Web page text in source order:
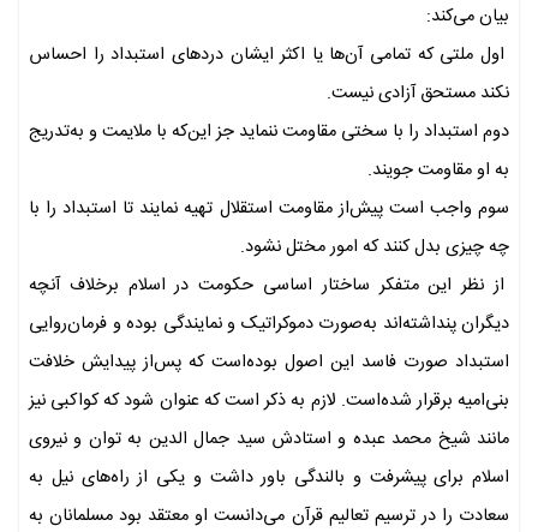
بیان می‌کند:
اول ملتی که تمامی آن‌ها یا اکثر ایشان دردهای استبداد را احساس
نکند مستحق آزادی نیست.
دوم استبداد را با سختی مقاومت ننماید جز این‌که با ملایمت و به‌تدریج
به او مقاومت جویند.
سوم واجب است پیش‌از مقاومت استقلال تهیه نمایند تا استبداد را با
چه چیزی بدل کنند که امور مختل نشود.
از نظر این متفکر ساختار اساسی حکومت در اسلام برخلاف آنچه
دیگران پنداشته‌اند به‌صورت دموکراتیک و نمایندگی بوده و فرمان‌روایی
استبداد صورت فاسد این اصول بوده‌است که پس‌از پیدایش خلافت
بنی‌امیه برقرار شده‌است. لازم به ذکر است که عنوان شود که کواکبی نیز
مانند شیخ محمد عبده و استادش سید جمال الدین به توان و نیروی
اسلام برای پیشرفت و بالندگی باور داشت و یکی از راه‌های نیل به
سعادت را در ترسیم تعالیم قرآن می‌دانست او معتقد بود مسلمانان به